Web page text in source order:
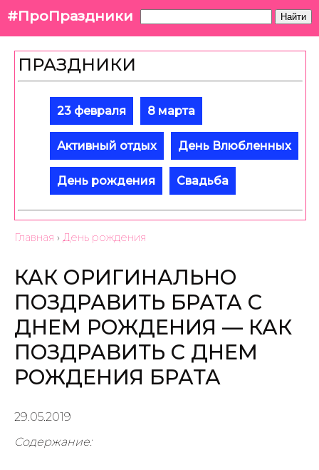
#ПроПраздники Найти
ПРАЗДНИКИ
23 февраля 8 марта
Активный отдых День Влюбленных
День рождения Свадьба
Главная › День рождения
КАК ОРИГИНАЛЬНО
ПОЗДРАВИТЬ БРАТА С
ДНЕМ РОЖДЕНИЯ — КАК
ПОЗДРАВИТЬ С ДНЕМ
РОЖДЕНИЯ БРАТА
29.05.2019
Содержание: